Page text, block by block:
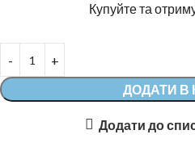
Купуйте та
ДОДАТИ В
Додати до